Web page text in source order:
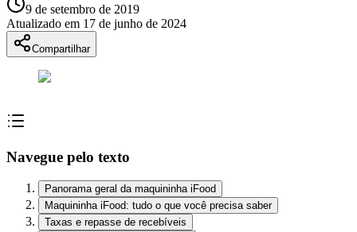
9 de setembro de 2019
Atualizado em 17 de junho de 2024
Compartilhar
Navegue pelo texto
Panorama geral da maquininha iFood
Maquininha iFood: tudo o que você precisa saber
Taxas e repasse de recebíveis